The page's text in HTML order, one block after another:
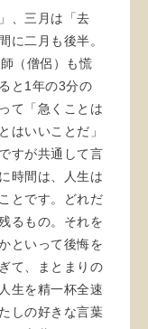
、三月は「去
に二月も後半。
（僧侶）も慌
と1年の3分の
て「急くことは
はいいことだ」
すが共通して言
時間は、人生は
とです。どれだ
るもの。それを
といって後悔を
て、まとまりの
生を精一杯全速
しの好きな言葉